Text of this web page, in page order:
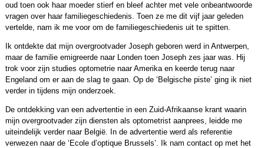
oud toen ook haar moeder stierf en bleef achter met vele onbeantwoorde
vragen over haar familiegeschiedenis. Toen ze me dit vijf jaar geleden
vertelde, nam ik me voor om de familiegeschiedenis uit te spitten.
Ik ontdekte dat mijn overgrootvader Joseph geboren werd in Antwerpen,
maar de familie emigreerde naar Londen toen Joseph zes jaar was. Hij
trok voor zijn studies optometrie naar Amerika en keerde terug naar
Engeland om er aan de slag te gaan. Op de ‘Belgische piste’ ging ik niet
verder in tijdens mijn onderzoek.
De ontdekking van een advertentie in een Zuid-Afrikaanse krant waarin
mijn overgrootvader zijn diensten als optometrist aanprees, leidde me
uiteindelijk verder naar België. In de advertentie werd als referentie
verwezen naar de ‘Ecole d’optique Brussels’. Ik nam contact op met het